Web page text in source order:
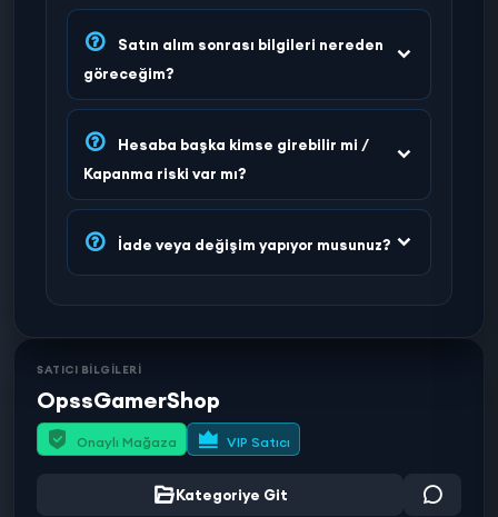
Satın alım sonrası bilgileri nereden
göreceğim?
Hesaba başka kimse girebilir mi /
Kapanma riski var mı?
İade veya değişim yapıyor musunuz?
SATICI BİLGİLERİ
OpssGamerShop
Onaylı Mağaza VIP Satıcı
Kategoriye Git